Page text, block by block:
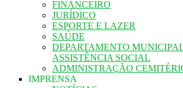
FINANCEIRO
JURÍDICO
ESPORTE E LAZER
SAÚDE
DEPARTAMENTO
ASSISTÊNCIA SOCIAL
ADMINISTRAÇÃO
IMPRENSA